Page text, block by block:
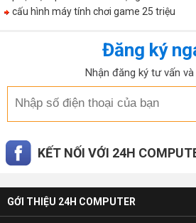
cấu hình máy tính chơi game 25 triệu
Đăng ký
Nhận đăng ký tư vấn và
KẾT NỐI VỚI 24H
GỚI THIỆU 24H COMPUTER